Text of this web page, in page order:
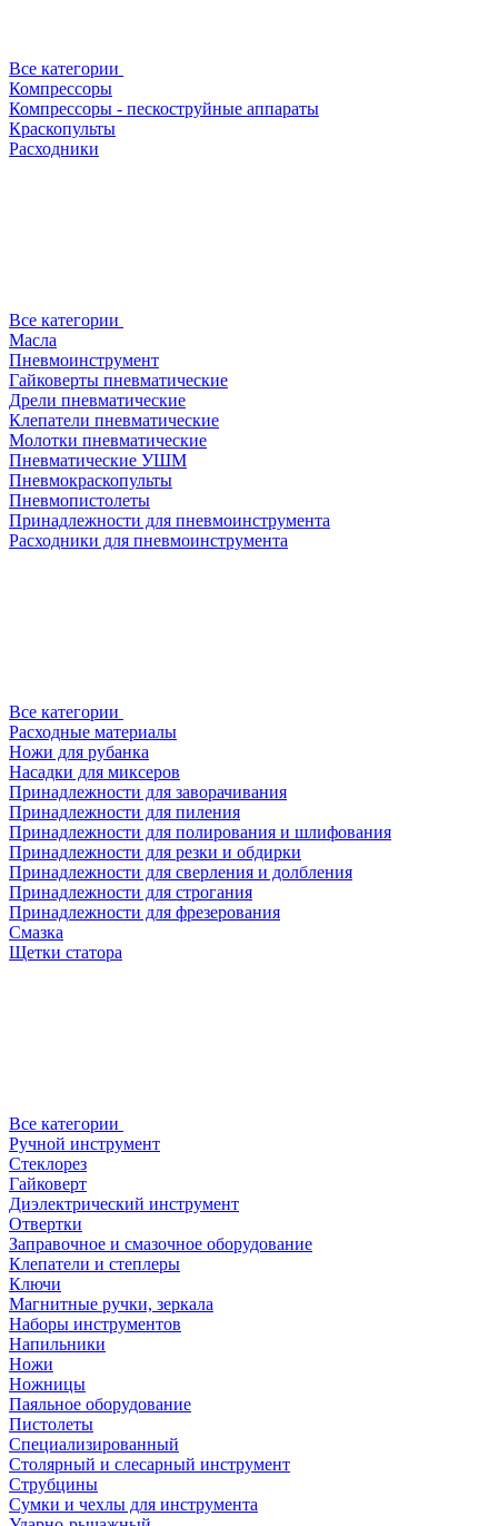
Все категории
Компрессоры
Компрессоры - пескоструйные аппараты
Краскопульты
Расходники
Все категории
Масла
Пневмоинструмент
Гайковерты пневматические
Дрели пневматические
Клепатели пневматические
Молотки пневматические
Пневматические УШМ
Пневмокраскопульты
Пневмопистолеты
Принадлежности для пневмоинструмента
Расходники для пневмоинструмента
Все категории
Расходные материалы
Ножи для рубанка
Насадки для миксеров
Принадлежности для заворачивания
Принадлежности для пиления
Принадлежности для полирования и шлифования
Принадлежности для резки и обдирки
Принадлежности для сверления и долбления
Принадлежности для строгания
Принадлежности для фрезерования
Смазка
Щетки статора
Все категории
Ручной инструмент
Стеклорез
Гайковерт
Диэлектрический инструмент
Отвертки
Заправочное и смазочное оборудование
Клепатели и степлеры
Ключи
Магнитные ручки, зеркала
Наборы инструментов
Напильники
Ножи
Ножницы
Паяльное оборудование
Пистолеты
Специализированный
Столярный и слесарный инструмент
Струбцины
Сумки и чехлы для инструмента